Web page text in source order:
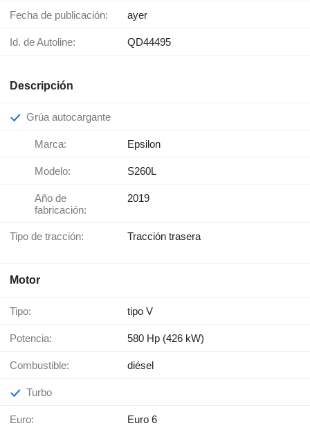
Fecha de publicación: ayer
Id. de Autoline: QD44495
Descripción
Grúa autocargante
Marca: Epsilon
Modelo: S260L
Año de
fabricación:
2019
Tipo de tracción: Tracción trasera
Motor
Tipo: tipo V
Potencia: 580 Hp (426 kW)
Combustible: diésel
Turbo
Euro: Euro 6